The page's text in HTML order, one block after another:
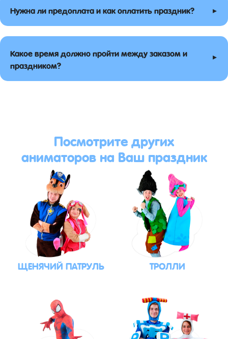
Нужна ли предоплата и как оплатить праздник? ▸
Какое время должно пройти между заказом и
праздником?
▸
Посмотрите других
аниматоров на Ваш праздник
ЩЕНЯЧИЙ ПАТРУЛЬ ТРОЛЛИ